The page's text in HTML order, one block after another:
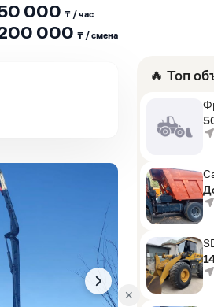
000₸ / час
000₸ / сменa
🔥 Топ
✕